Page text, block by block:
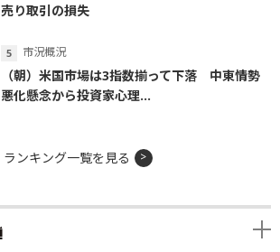
売り取引の損失
市況概況
（朝）米国市場は3指数揃って下落 中東情勢
悪化懸念から投資家心理...
ランキング一覧を見る